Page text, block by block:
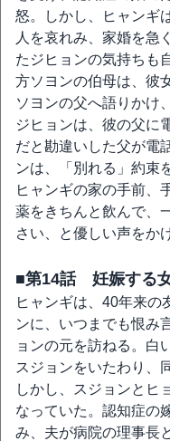
怒。しかし、ヒャンギ
人を哀れみ、家婚を急
たジヒョンの気持ちも
方ソヨンの伯母は、彼
ソヨンの父へ語りかけ
ジヒョンは、彼の父に
だと勘違いした父が電
ンは、「別れる」約束
ヒャンギの家の手前、
薬をきちんと飲んで、
さい、と優しい声をか
■第14話 妊娠する
ヒャンギは、40年来の
ンに、いつまでも恨み
ョンの元を訪ねる。白
スジョンをいたわり、
しかし、スジョンとヒ
なっていた。認知症の
み、夫が病院の理事長